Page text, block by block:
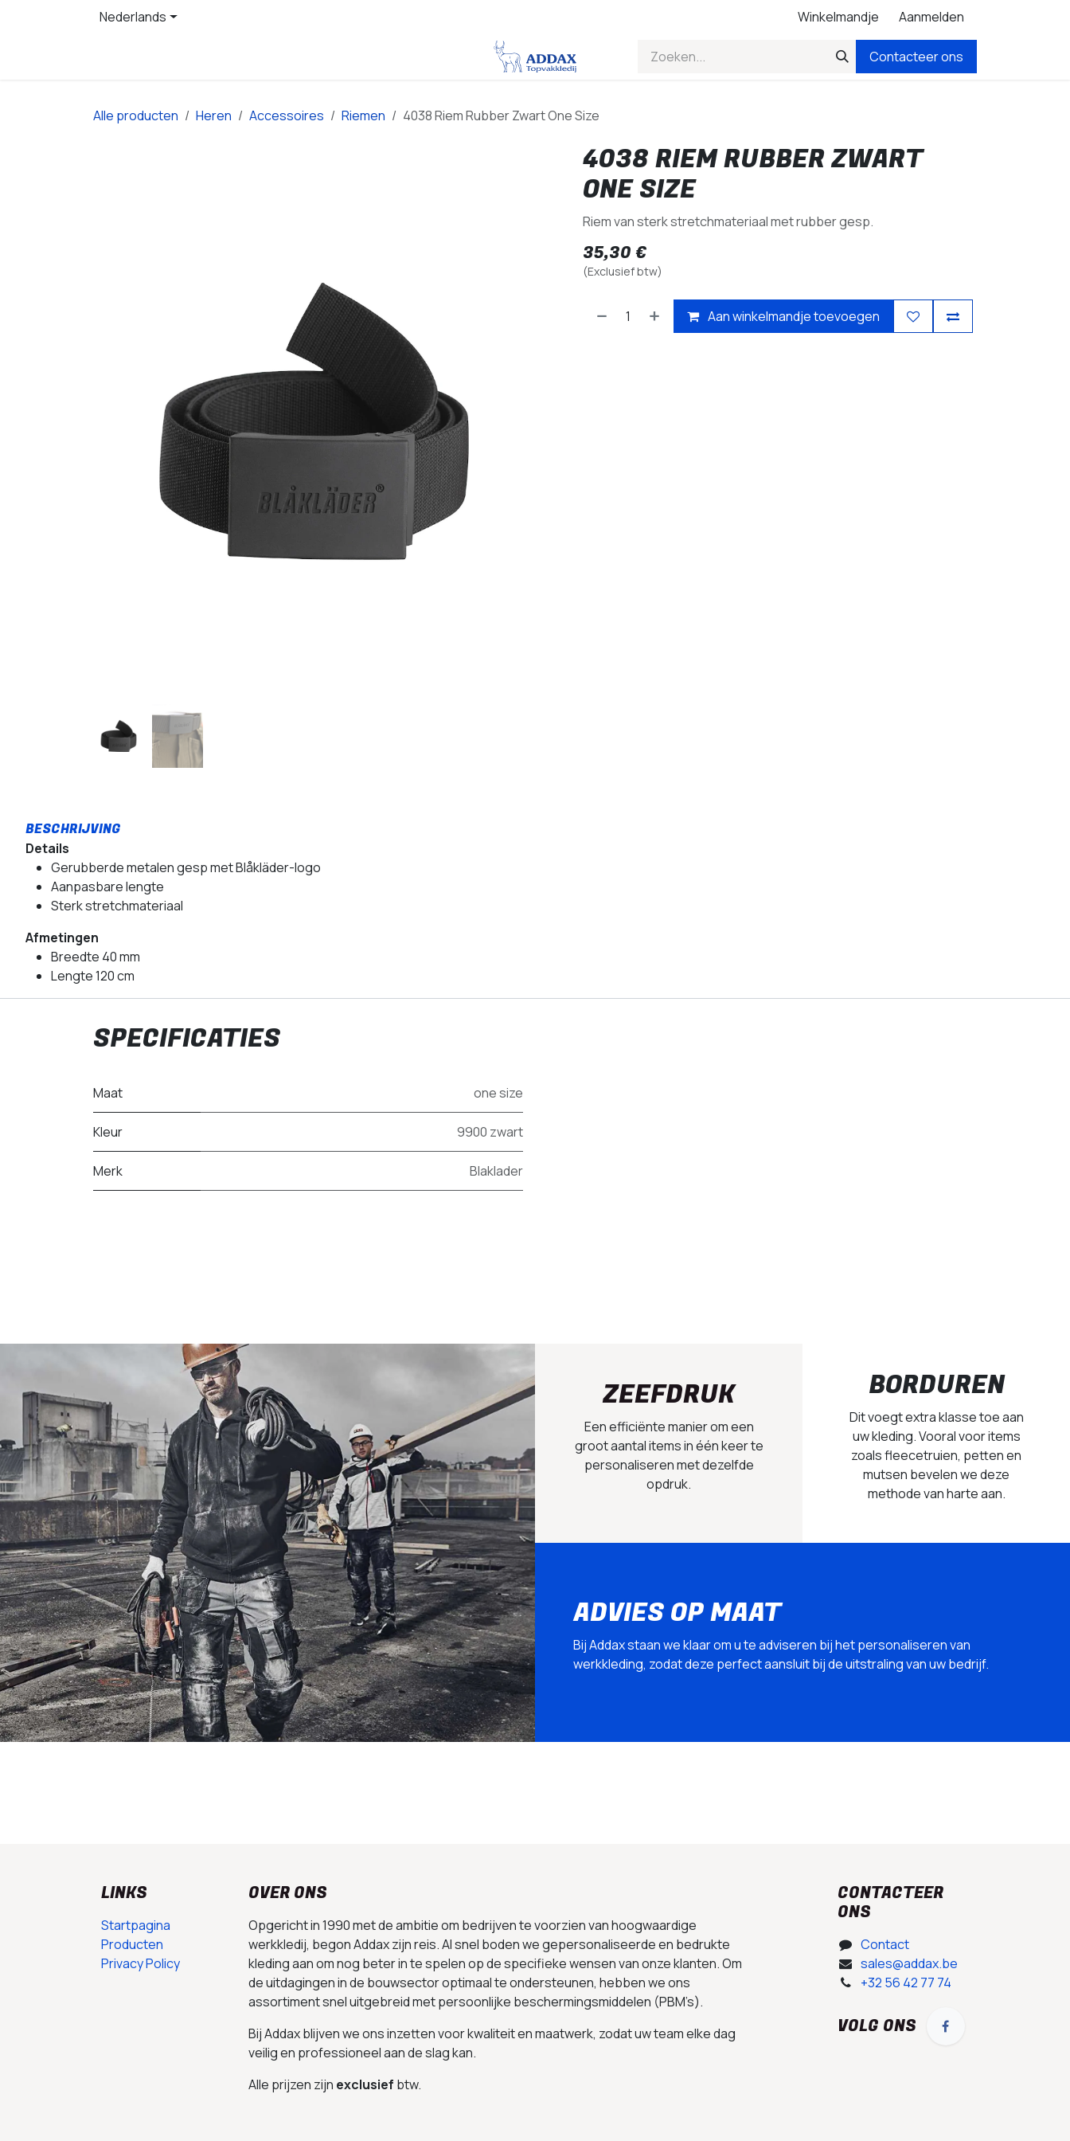
Overslaan naar inhoudNederlands Winkelmandje Aanmelden
Contacteer ons
Alle producten Heren Accessoires Riemen 4038 Riem Rubber Zwart One Size
4038 RIEM RUBBER ZWART
ONE SIZE
Riem van sterk stretchmateriaal met rubber gesp.
35,30 €
(Exclusief btw)
Aan winkelmandje toevoegen
Details
Gerubberde metalen gesp met Blåkläder-logo
Aanpasbare lengte
Sterk stretchmateriaal
Afmetingen
Breedte 40 mm
Lengte 120 cm
SPECIFICATIES
Maat one size
Kleur 9900 zwart
Merk Blaklader
ZEEFDRUK
Een efficiënte manier om een
groot aantal items in één keer te
personaliseren met dezelfde
opdruk.
BORDUREN
Dit voegt extra klasse toe aan
uw kleding. Vooral voor items
zoals fleecetruien, petten en
mutsen bevelen we deze
methode van harte aan.
ADVIES OP MAAT
Bij Addax staan we klaar om u te adviseren bij het personaliseren van
werkkleding, zodat deze perfect aansluit bij de uitstraling van uw bedrijf.
LINKS
Startpagina
Producten
Privacy Policy
OVER ONS
Opgericht in 1990 met de ambitie om bedrijven te voorzien van hoogwaardige
werkkledij, begon Addax zijn reis. Al snel boden we gepersonaliseerde en bedrukte
kleding aan om nog beter in te spelen op de specifieke wensen van onze klanten. Om
de uitdagingen in de bouwsector optimaal te ondersteunen, hebben we ons
assortiment snel uitgebreid met persoonlijke beschermingsmiddelen (PBM’s).
Bij Addax blijven we ons inzetten voor kwaliteit en maatwerk, zodat uw team elke dag
veilig en professioneel aan de slag kan.
Alle prijzen zijn exclusief btw.
CONTACTEER
ONS
Contact
sales@addax.be
+32 56 42 77 74
VOLG ONS